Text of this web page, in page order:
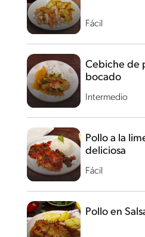
Fácil
Intermedio
Cebiche de
bocado
Fácil
Pollo a la
deliciosa
Pollo en